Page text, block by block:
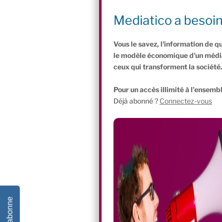
franchir un cap de croissance décisif.
Mediatico a
Vous le savez, l'information de
le modèle économique d'un
ceux qui transforment la société.
Pour un accès illimité à
Déjà abonné ? Connectez-vous